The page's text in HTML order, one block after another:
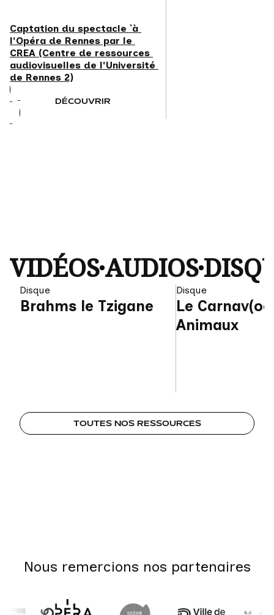
Captation du spectacle `à
l'Opéra de Rennes par le
CREA (Centre de ressources
audiovisuelles de l'Université
de Rennes 2)
DÉCOUVRIR
VIDÉOSAUDIOS
Disque
Brahms le Tzigane
Disque
Le
Animaux
TOUTES NOS RESSOURCES
Nous remercions nos partenaires